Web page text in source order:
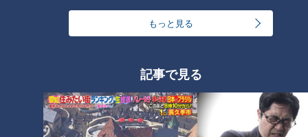
もっと見る
記事で見る